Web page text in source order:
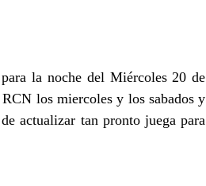
la noche del Miércoles 20 de
los miercoles y los sabados y
actualizar tan pronto juega para